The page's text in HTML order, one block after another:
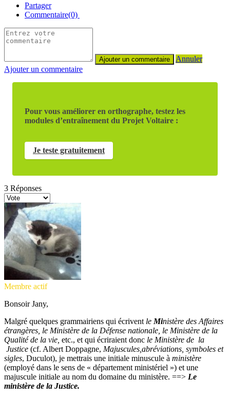
Partager
Commentaire(0)
Annuler
Ajouter un commentaire
Pour vous améliorer en orthographe, testez les
modules d’entraînement du Projet Voltaire :
Je teste gratuitement
3 Réponses
Membre actif
Bonsoir Jany,
Malgré quelques grammairiens qui écrivent le Ministère des Affaires
étrangères, le Ministère de la Défense nationale, le Ministère de la
Qualité de la vie, etc., et qui écriraient donc le Ministère de la
Justice (cf. Albert Doppagne, Majuscules,abréviations, symboles et
sigles, Duculot), je mettrais une initiale minuscule à ministère
(employé dans le sens de « département ministériel ») et une
majuscule initiale au nom du domaine du ministère. ==> Le
ministère de la Justice.